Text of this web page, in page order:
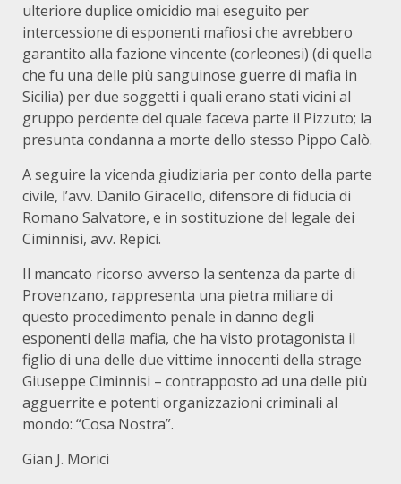
ulteriore duplice omicidio mai eseguito per
intercessione di esponenti mafiosi che avrebbero
garantito alla fazione vincente (corleonesi) (di quella
che fu una delle più sanguinose guerre di mafia in
Sicilia) per due soggetti i quali erano stati vicini al
gruppo perdente del quale faceva parte il Pizzuto; la
presunta condanna a morte dello stesso Pippo Calò.
A seguire la vicenda giudiziaria per conto della parte
civile, l’avv. Danilo Giracello, difensore di fiducia di
Romano Salvatore, e in sostituzione del legale dei
Ciminnisi, avv. Repici.
Il mancato ricorso avverso la sentenza da parte di
Provenzano, rappresenta una pietra miliare di
questo procedimento penale in danno degli
esponenti della mafia, che ha visto protagonista il
figlio di una delle due vittime innocenti della strage
Giuseppe Ciminnisi – contrapposto ad una delle più
agguerrite e potenti organizzazioni criminali al
mondo: “Cosa Nostra”.
Gian J. Morici